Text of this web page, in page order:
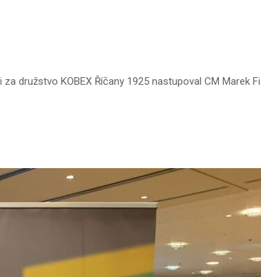
družstvo KOBEX Říčany 1925 nastupoval CM Marek